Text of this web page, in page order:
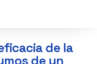
de la
de un